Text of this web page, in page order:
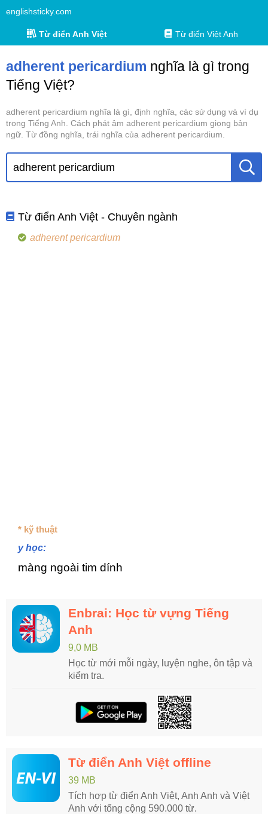
englishsticky.com
Từ điển Anh Việt Từ điển Việt Anh
adherent pericardium nghĩa là gì trong
Tiếng Việt?
adherent pericardium nghĩa là gì, định nghĩa, các sử dụng và ví dụ
trong Tiếng Anh. Cách phát âm adherent pericardium giọng bản
ngữ. Từ đồng nghĩa, trái nghĩa của adherent pericardium.
Từ điển Anh Việt - Chuyên ngành
adherent pericardium
* kỹ thuật
y học:
màng ngoài tim dính
Enbrai: Học từ vựng Tiếng
Anh
9,0 MB
Học từ mới mỗi ngày, luyện nghe, ôn tập và
kiểm tra.
Từ điển Anh Việt offline
39 MB
Tích hợp từ điển Anh Việt, Anh Anh và Việt
Anh với tổng cộng 590.000 từ.